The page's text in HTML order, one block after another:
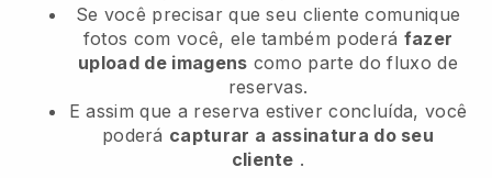
Se você precisar que seu cliente comunique
fotos com você, ele também poderá fazer
upload de imagens como parte do fluxo de
reservas.
E assim que a reserva estiver concluída, você
poderá capturar a assinatura do seu
cliente .